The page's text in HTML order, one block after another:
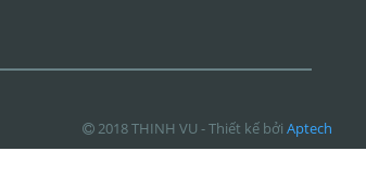
2018 THINH VU - Thiết kế bởi Aptech